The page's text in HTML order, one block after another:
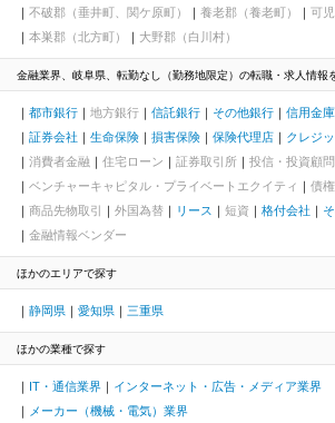
不破郡（垂井町、関ケ原町）
養老郡（養老町）
可
本巣郡（北方町）
大野郡（白川村）
金融業界、岐阜県、転勤なし（勤務地限定）の転職・求人情報
都市銀行 地方銀行 信託銀行 その他銀行
信用金
証券会社
生命保険 損害保険 保険代理店
クレジ
消費者金融
住宅ローン 証券取引所
投信・投資顧問
ベンチャーキャピタル・プライベートエクイティ
債
商品先物取引
外国為替 リース 短資 格付会社
金融情報ベンダー
ほかのエリアで探す
静岡県 愛知県 三重県
ほかの業種で探す
IT・通信業界
インターネット・広告・メディア業界
メーカー（機械・電気）業界